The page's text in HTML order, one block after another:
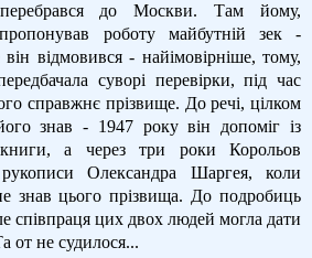
до Москви. Там йому,
роботу майбутній зек -
відмовився - найімовірніше, тому,
суворі перевірки, під час
справжнє прізвище. До речі, цілком
знав - 1947 року він допоміг із
а через три роки Корольов
Олександра Шаргея, коли
знав цього прізвища. До подробиць
співпраця цих двох людей могла дати
от не судилося...